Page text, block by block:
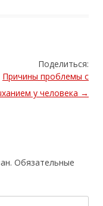
Поделиться:
Причины проблемы с
у человека →
Обязательные